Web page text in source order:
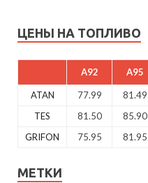
ЦЕНЫ НА ТОПЛИВО
A92 A95
ATAN 77.99 81.49
TES
81.50 85.90
GRIFON
75.95 81.95
МЕТКИ